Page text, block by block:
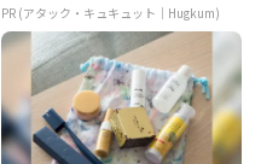
PR (アタック・キュキュット｜Hugkum)